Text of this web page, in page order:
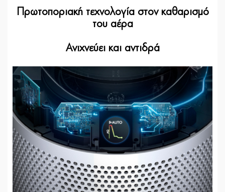
Πρωτοποριακή τεχνολογία στον καθαρισμό
του αέρα
Ανιχνεύει και αντιδρά